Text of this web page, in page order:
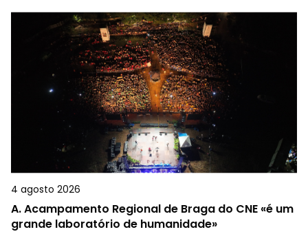
4 agosto 2026
A.Acampamento Regional de Braga do CNE «é um
grande laboratório de humanidade»